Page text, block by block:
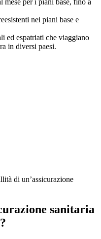
nei piani base e
ed espatriati che viaggiano
in diversi paesi.
di un’assicurazione
sanitaria